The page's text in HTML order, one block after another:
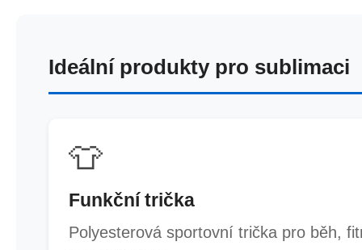
Ideální produkty pro sublimaci
👕
Funkční trička
Polyesterová sportovní trička pro běh,